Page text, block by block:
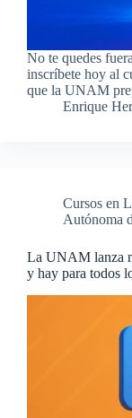
No te quedes
inscríbete hoy al
que la UNAM
Enrique
Cursos en
Autónoma
La UNAM lanza
y hay para todos